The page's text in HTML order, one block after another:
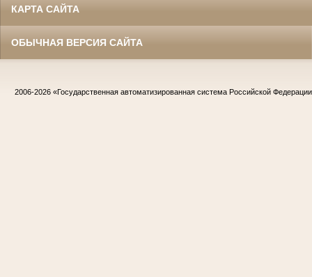
КАРТА САЙТА
ОБЫЧНАЯ ВЕРСИЯ САЙТА
2006-2026 «Государственная автоматизированная система Российской